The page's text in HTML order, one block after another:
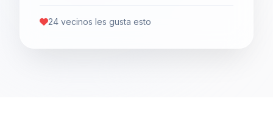
24 vecinos les gusta esto